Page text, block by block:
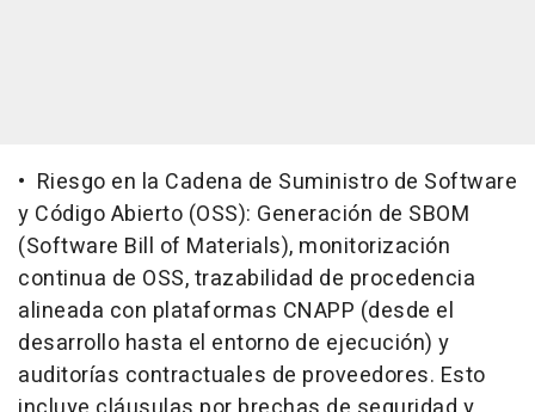
• Riesgo en la Cadena de Suministro de Software
y Código Abierto (OSS): Generación de SBOM
(Software Bill of Materials), monitorización
continua de OSS, trazabilidad de procedencia
alineada con plataformas CNAPP (desde el
desarrollo hasta el entorno de ejecución) y
auditorías contractuales de proveedores. Esto